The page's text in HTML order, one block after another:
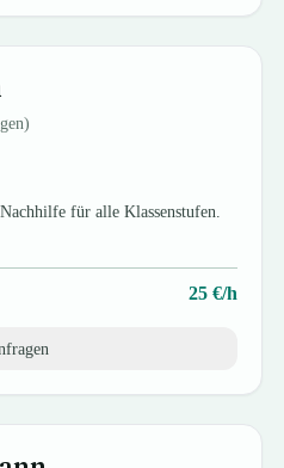
für alle Klassenstufen.
25€/h